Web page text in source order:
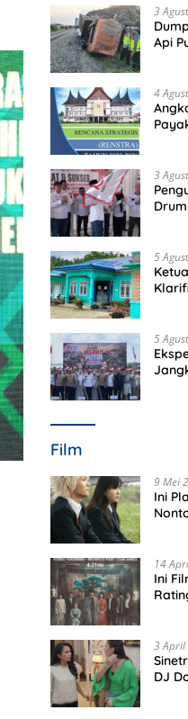
3
Api
4
3
5
5
Film
9 Mei
Ini
14
Ini
3
DJ